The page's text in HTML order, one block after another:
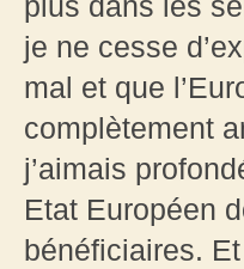
je ne cesse
mal et que
complètement
j’aimais
Etat Européen
bénéficiaires.